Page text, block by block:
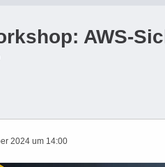
AWS-
2024 um 14:00